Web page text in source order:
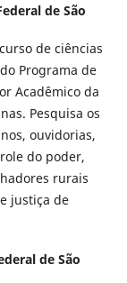
de São
de ciências
Programa de
Acadêmico da
Pesquisa os
ouvidorias,
do poder,
rurais
justiça de
de São